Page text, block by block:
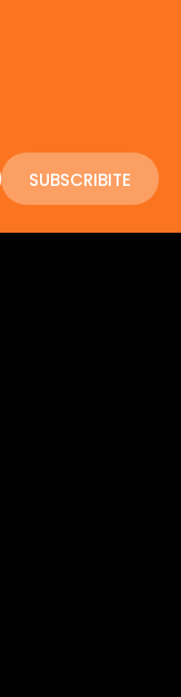
SUBSCRIBITE